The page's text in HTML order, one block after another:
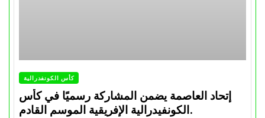
كأس الكونفدرالية
إتحاد العاصمة يضمن المشاركة رسميًا في كأس
الكونفيدرالية الإفريقية الموسم القادم.